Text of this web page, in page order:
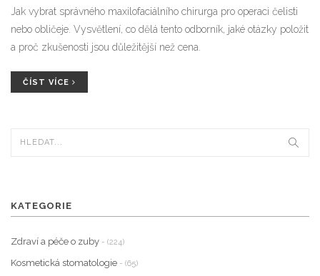
Jak vybrat správného maxilofaciálního chirurga pro operaci čelisti
nebo obličeje. Vysvětlení, co dělá tento odborník, jaké otázky položit
a proč zkušenosti jsou důležitější než cena.
ČÍST VÍCE
KATEGORIE
Zdraví a péče o zuby - (224)
Kosmetická stomatologie - (65)